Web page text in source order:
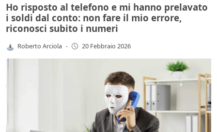
Ho risposto al telefono e mi hanno prelavato
i soldi dal conto: non fare il mio errore,
riconosci subito i numeri
Roberto Arciola - 20 Febbraio 2026